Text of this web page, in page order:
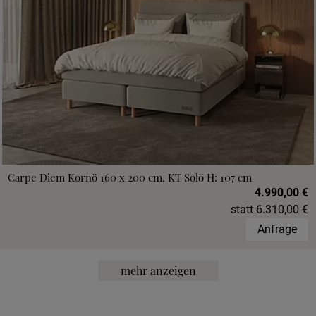
Carpe Diem Kornö 160 x 200 cm, KT Solö H: 107 cm
4.990,00 €
statt 6.310,00 €
Anfrage
mehr anzeigen